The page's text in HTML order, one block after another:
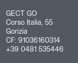
GECT GO
Corso Italia, 55
Gorizia
CF: 91036160314
+39 0481 535446